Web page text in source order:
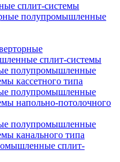
сплит-системы
полупромышленные
сплит-системы
полупромышленные
кассетного типа
полупромышленные
напольно-потолочного
полупромышленные
канального типа
сплит-